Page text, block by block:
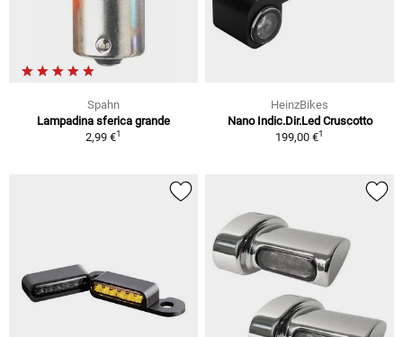
Spahn
Lampadina sferica grande
2,99 €1
HeinzBikes
Nano Indic.Dir.Led Cruscotto
199,00 €1